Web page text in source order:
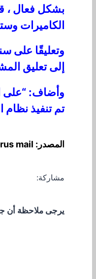
بشكل فعال ،
الكاميرات
وتعليقًا على
إلى تعليق
وأضاف: “على
تم تنفيذ
المصدر: Cyprus mail
مشاركة:
يرجى ملاحظة أن